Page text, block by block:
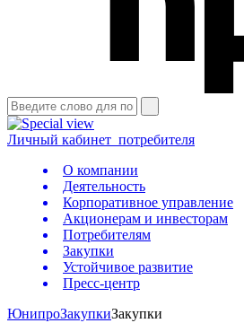
Личный кабинет потребителя
О компании
Деятельность
Корпоративное управление
Акционерам и инвесторам
Потребителям
Закупки
Устойчивое развитие
Пресс-центр
ЮнипроЗакупкиЗакупки